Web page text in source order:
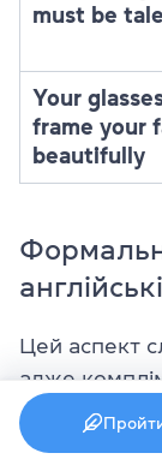
must be
Your
frame your
beautifully
Цей аспект
адже
тим паче під